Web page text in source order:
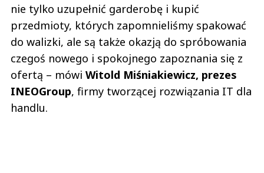
nie tylko uzupełnić garderobę i kupić
przedmioty, których zapomnieliśmy spakować
do walizki, ale są także okazją do spróbowania
czegoś nowego i spokojnego zapoznania się z
ofertą – mówi Witold Miśniakiewicz, prezes
INEOGroup, firmy tworzącej rozwiązania IT dla
handlu.